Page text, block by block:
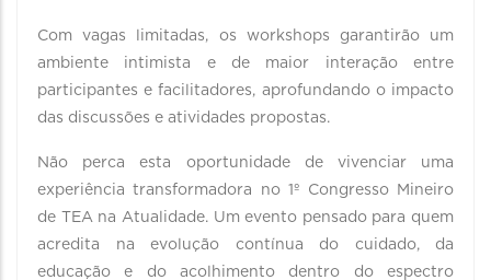
Com vagas limitadas, os workshops garantirão um
ambiente intimista e de maior interação entre
participantes e facilitadores, aprofundando o impacto
das discussões e atividades propostas.
Não perca esta oportunidade de vivenciar uma
experiência transformadora no 1º Congresso Mineiro
de TEA na Atualidade. Um evento pensado para quem
acredita na evolução contínua do cuidado, da
educação e do acolhimento dentro do espectro